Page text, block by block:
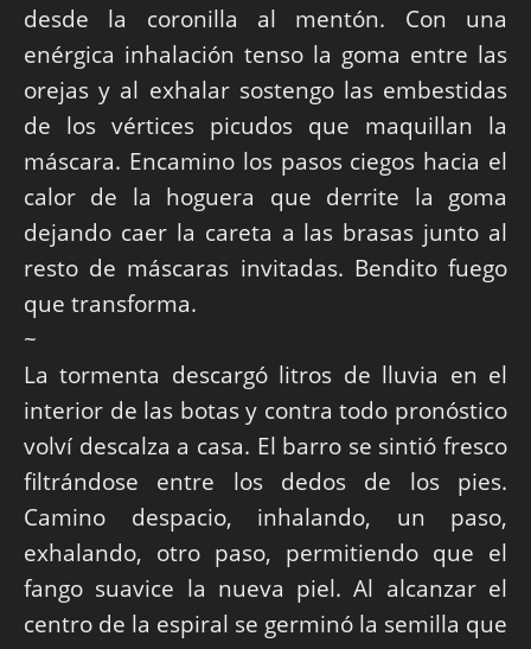
desde la coronilla al mentón. Con una
enérgica inhalación tenso la goma entre las
orejas y al exhalar sostengo las embestidas
de los vértices picudos que maquillan la
máscara. Encamino los pasos ciegos hacia el
calor de la hoguera que derrite la goma
dejando caer la careta a las brasas junto al
resto de máscaras invitadas. Bendito fuego
que transforma.
~
La tormenta descargó litros de lluvia en el
interior de las botas y contra todo pronóstico
volví descalza a casa. El barro se sintió fresco
filtrándose entre los dedos de los pies.
Camino despacio, inhalando, un paso,
exhalando, otro paso, permitiendo que el
fango suavice la nueva piel. Al alcanzar el
centro de la espiral se germinó la semilla que